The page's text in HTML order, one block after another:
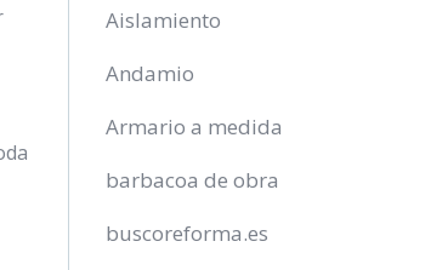
Aislamiento
Andamio
Armario a medida
barbacoa de obra
buscoreforma.es